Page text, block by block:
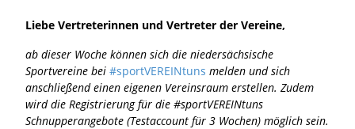
Liebe Vertreterinnen und Vertreter der Vereine,
ab dieser Woche können sich die niedersächsische
Sportvereine bei #sportVEREINtuns melden und sich
anschließend einen eigenen Vereinsraum erstellen. Zudem
wird die Registrierung für die #sportVEREINtuns
Schnupperangebote (Testaccount für 3 Wochen) möglich sein.